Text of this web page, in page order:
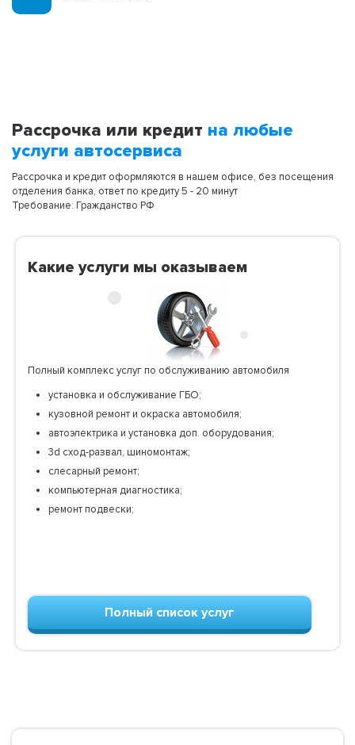
Рассрочка или кредит на любые
услуги автосервиса
Рассрочка и кредит оформляются в нашем офисе, без посещения
отделения банка, ответ по кредиту 5 - 20 минут
Требование: Гражданство РФ
Какие услуги мы оказываем
Полный комплекс услуг по обслуживанию автомобиля
установка и обслуживание ГБО;
кузовной ремонт и окраска автомобиля;
автоэлектрика и установка доп. оборудования;
3d сход-развал, шиномонтаж;
слесарный ремонт;
компьютерная диагностика;
ремонт подвески;
Полный список услуг